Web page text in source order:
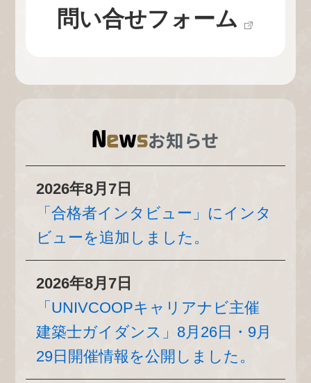
問い合せフォーム
お知らせ
2026年8月7日
「合格者インタビュー」にインタ
ビューを追加しました。
2026年8月7日
「UNIVCOOPキャリアナビ主催
建築士ガイダンス」8月26日・9月
29日開催情報を公開しました。